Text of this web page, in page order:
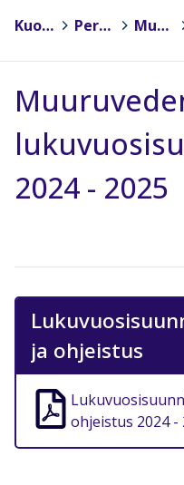
Kuopio Peruskoulut > Muuruveden koulu >
2024 - 2025
ja ohjeistus
ohjeistus 2024 -